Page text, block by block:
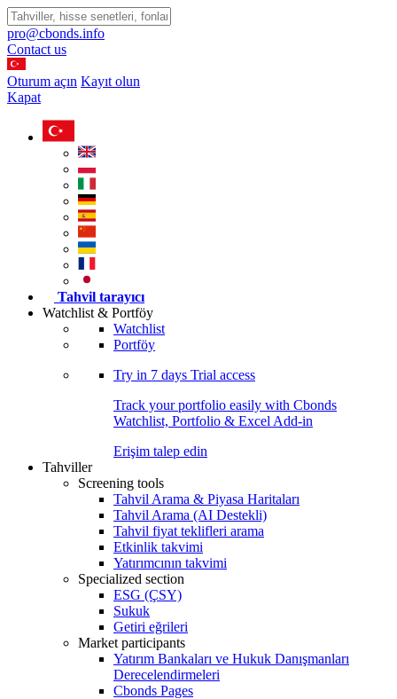
pro@cbonds.info
Contact us
Oturum açın Kayıt olun
Kapat
Tahvil tarayıcı
Watchlist & Portföy
Watchlist
Portföy
Try in 7 days Trial access
Track your portfolio easily with Cbonds
Watchlist, Portfolio & Excel Add-in
Erişim talep edin
Tahviller
Screening tools
Tahvil Arama & Piyasa Haritaları
Tahvil Arama (AI Destekli)
Tahvil fiyat teklifleri arama
Etkinlik takvimi
Yatırımcının takvimi
Specialized section
ESG (ÇSY)
Sukuk
Getiri eğrileri
Market participants
Yatırım Bankaları ve Hukuk Danışmanları
Derecelendirmeleri
Cbonds Pages